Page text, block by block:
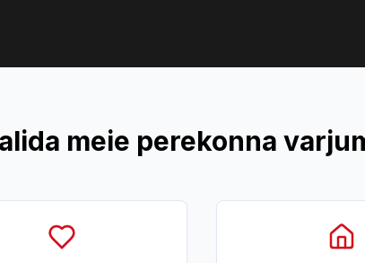
meie perekonna